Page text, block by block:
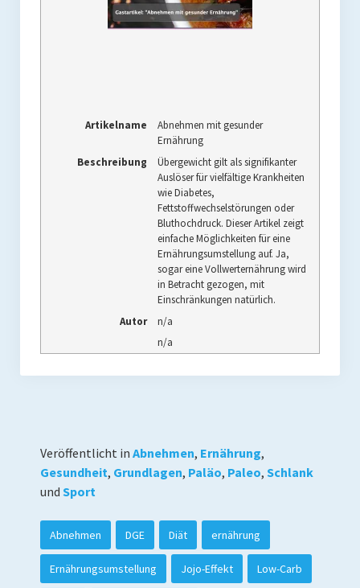
Artikelname
Abnehmen mit gesunder
Ernährung
Beschreibung
Übergewicht gilt als signifikanter
Auslöser für vielfältige Krankheiten
wie Diabetes,
Fettstoffwechselstörungen oder
Bluthochdruck. Dieser Artikel zeigt
einfache Möglichkeiten für eine
Ernährungsumstellung auf. Ja,
sogar eine Vollwerternährung wird
in Betracht gezogen, mit
Einschränkungen natürlich.
Autor
n/a
n/a
Veröffentlicht in Abnehmen, Ernährung,
Gesundheit, Grundlagen, Paläo, Paleo, Schlank
und Sport
Abnehmen DGE Diät ernährung
Ernährungsumstellung Jojo-Effekt Low-Carb